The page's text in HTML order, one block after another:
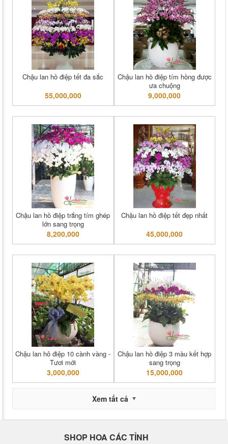
Chậu lan hồ điệp tết đa sắc
55,000,000
Chậu lan hồ điệp tím hồng được
ưa chuộng
9,000,000
Chậu lan hồ điệp trắng tím ghép
lớn sang trọng
8,200,000
Chậu lan hồ điệp tết đẹp nhất
45,000,000
Chậu lan hô điệp 10 cành vàng -
Tươi mới
3,000,000
Chậu lan hồ điệp 3 màu kết hợp
sang trọng
15,000,000
Xem tất cả
SHOP HOA CÁC TỈNH